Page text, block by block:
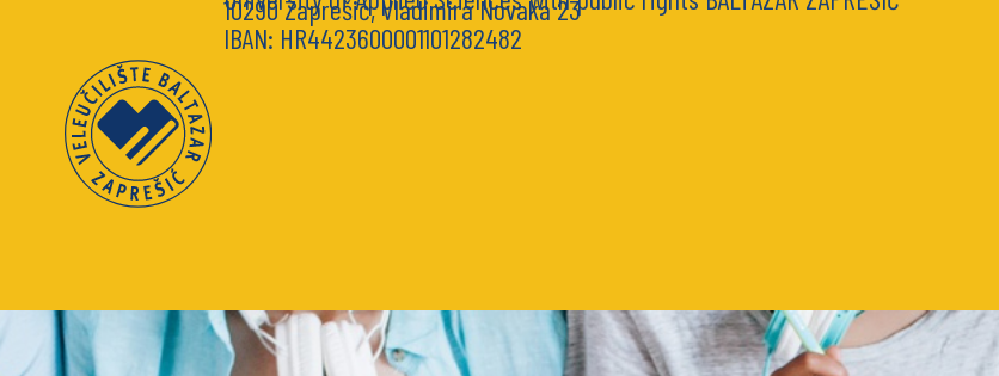
10290 Zaprešić, Vladimira Novaka 23
IBAN: HR4423600001101282482